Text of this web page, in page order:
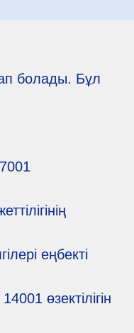
болады. Бұл
еңбекті
өзектілігін